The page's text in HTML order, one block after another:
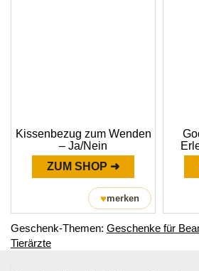
Kissenbezug zum Wenden
– Ja/Nein
ZUM SHOP ➜
♥merken
Geschenk-Themen: Geschenke für
Tierärzte